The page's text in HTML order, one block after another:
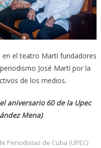
en el teatro Martí fundadores
José Martí por la
de los medios.
aniversario 60 de la Upec
Mena).
Periodistas de Cuba (UPEC)